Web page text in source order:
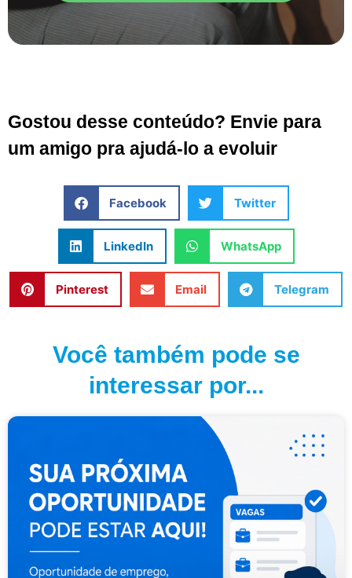
Gostou desse conteúdo? Envie para
um amigo pra ajudá-lo a evoluir
Facebook Twitter
LinkedIn WhatsApp
Pinterest Email Telegram
Você também pode se
interessar por...